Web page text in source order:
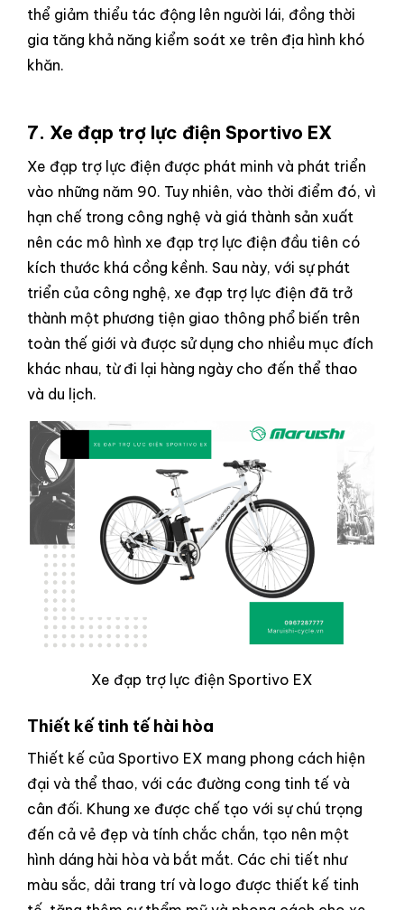
thể giảm thiểu tác động lên người lái, đồng thời
gia tăng khả năng kiểm soát xe trên địa hình khó
khăn.
7. Xe đạp trợ lực điện Sportivo EX
Xe đạp trợ lực điện được phát minh và phát triển
vào những năm 90. Tuy nhiên, vào thời điểm đó, vì
hạn chế trong công nghệ và giá thành sản xuất
nên các mô hình xe đạp trợ lực điện đầu tiên có
kích thước khá cồng kềnh. Sau này, với sự phát
triển của công nghệ, xe đạp trợ lực điện đã trở
thành một phương tiện giao thông phổ biến trên
toàn thế giới và được sử dụng cho nhiều mục đích
khác nhau, từ đi lại hàng ngày cho đến thể thao
và du lịch.
Xe đạp trợ lực điện Sportivo EX
Thiết kế tinh tế hài hòa
Thiết kế của Sportivo EX mang phong cách hiện
đại và thể thao, với các đường cong tinh tế và
cân đối. Khung xe được chế tạo với sự chú trọng
đến cả vẻ đẹp và tính chắc chắn, tạo nên một
hình dáng hài hòa và bắt mắt. Các chi tiết như
màu sắc, dải trang trí và logo được thiết kế tinh